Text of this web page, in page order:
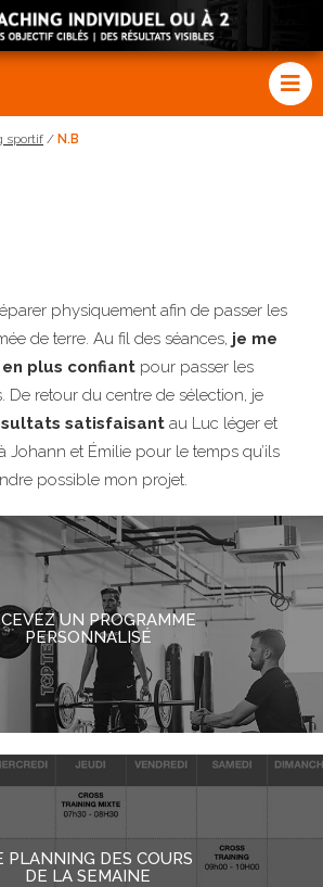
sportif / N.B
physiquement afin de passer les
de terre. Au fil des séances, je me
plus confiant pour passer les
De retour du centre de sélection, je
satisfaisant au Luc léger et
Johann et Émilie pour le temps qu’ils
possible mon projet.
UN PROGRAMME
PERSONNALISÉ
PLANNING DES COURS
DE LA SEMAINE